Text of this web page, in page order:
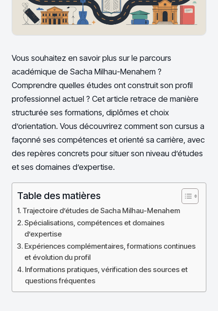
Vous souhaitez en savoir plus sur le parcours
académique de Sacha Milhau-Menahem ?
Comprendre quelles études ont construit son profil
professionnel actuel ? Cet article retrace de manière
structurée ses formations, diplômes et choix
d’orientation. Vous découvrirez comment son cursus a
façonné ses compétences et orienté sa carrière, avec
des repères concrets pour situer son niveau d’études
et ses domaines d’expertise.
Table des matières
Trajectoire d’études de Sacha Milhau-Menahem
Spécialisations, compétences et domaines
d’expertise
Expériences complémentaires, formations continues
et évolution du profil
Informations pratiques, vérification des sources et
questions fréquentes